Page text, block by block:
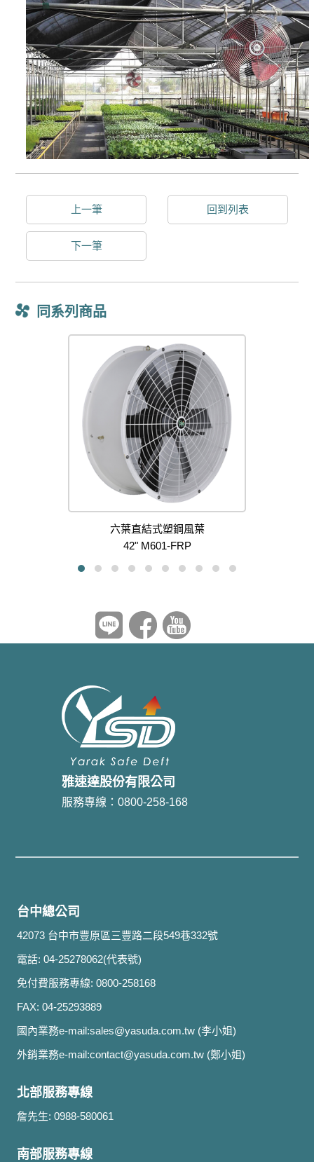
上一筆 回到列表
下一筆
同系列商品
六葉直結式塑鋼風葉
42" M601-FRP
雅速達股份有限公司
服務專線：0800-258-168
台中總公司
42073 台中市豐原區三豐路二段549巷332號
電話: 04-25278062(代表號)
免付費服務專線: 0800-258168
FAX: 04-25293889
國內業務e-mail:sales@yasuda.com.tw (李小姐)
外銷業務e-mail:contact@yasuda.com.tw (鄭小姐)
北部服務專線
詹先生: 0988-580061
南部服務專線